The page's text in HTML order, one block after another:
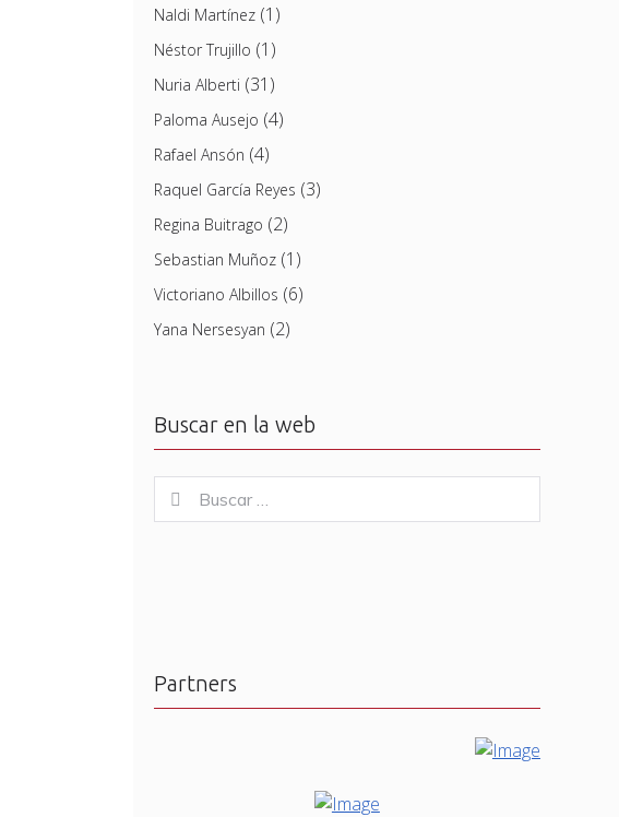
Naldi Martínez(1)
Néstor Trujillo (1)
Nuria Alberti (31)
Paloma Ausejo (4)
Rafael Ansón (4)
Raquel García Reyes (3)
Regina Buitrago (2)
Sebastian Muñoz(1)
Victoriano Albillos (6)
Yana Nersesyan (2)
Buscar en la web
for:
Buscar
Partners